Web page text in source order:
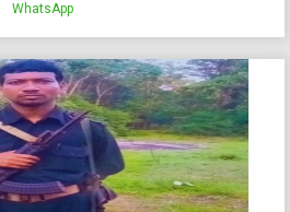
WhatsApp